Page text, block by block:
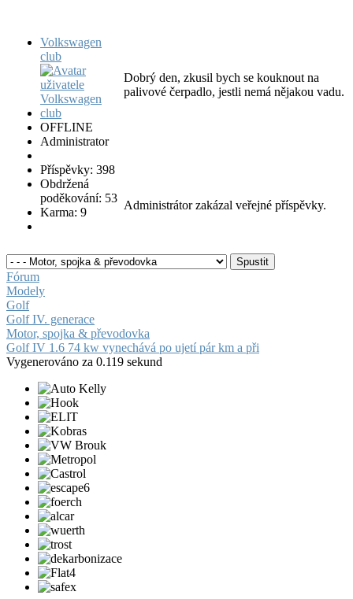
Volkswagen
club
OFFLINE
Administrator
Příspěvky: 398
Obdržená
poděkování: 53
Karma: 9
Dobrý den, zkusil bych se kouknout na
palivové čerpadlo, jestli nemá nějakou vadu.
Administrátor zakázal veřejné příspěvky.
Fórum
Modely
Golf
Golf IV. generace
Motor, spojka & převodovka
Golf IV 1.6 74 kw vynechává po ujetí pár km a při
Vygenerováno za 0.119 sekund